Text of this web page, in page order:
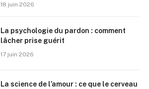
18 juin 2026
La psychologie du pardon : comment
lâcher prise guérit
17 juin 2026
La science de l’amour : ce que le cerveau